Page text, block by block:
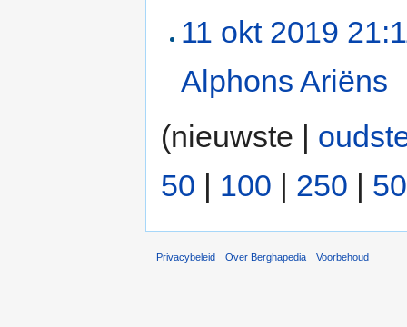
11 okt 2019
Alphons Ariëns
(nieuwste |
50 | 100 | 250 |
Privacybeleid Over Berghapedia Voorbehoud